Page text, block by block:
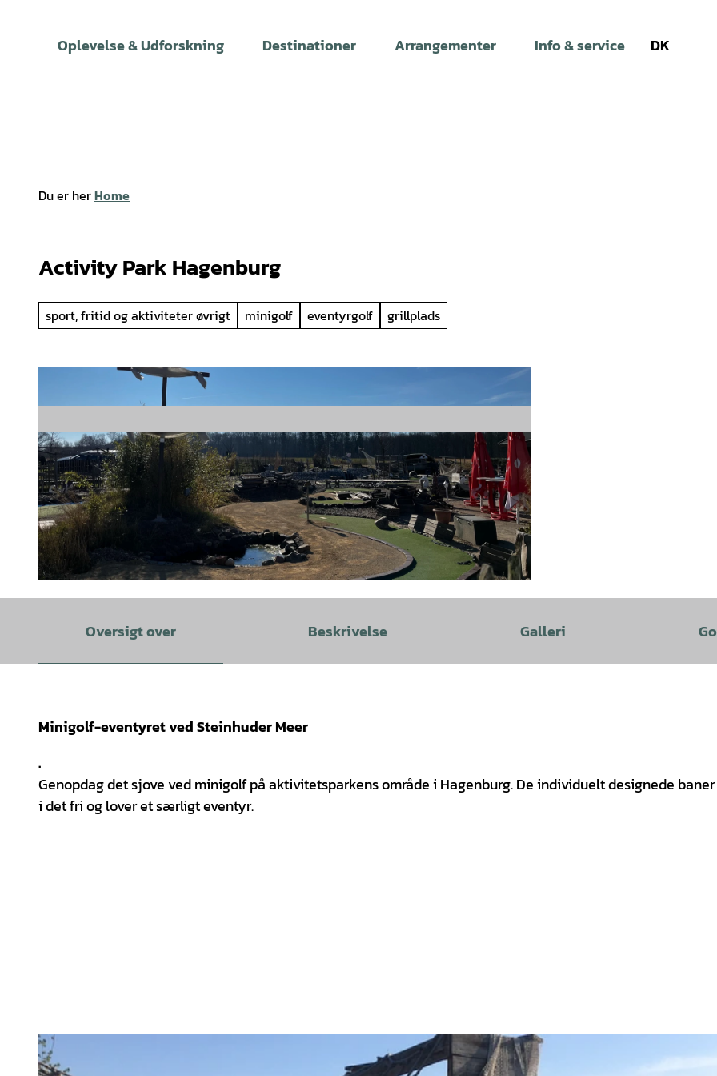
Oplevelse & Udforskning Destinationer Arrangementer Info & service DK
Du er herHome
Activity Park Hagenburg
sport, fritid og aktiviteter øvrigt minigolf eventyrgolf grillplads
Oversigt over Beskrivelse Galleri
Minigolf-eventyret ved Steinhuder Meer
.
Genopdag det sjove ved minigolf på aktivitetsparkens område i Hagenburg. De individuelt designede
i det fri og lover et særligt eventyr.